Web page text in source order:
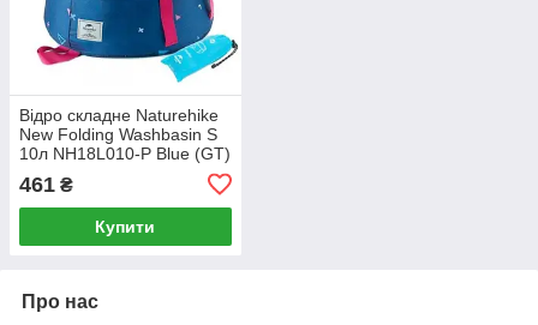
Відро складне Naturehike
New Folding Washbasin S
10л NH18L010-P Blue (GT)
461 ₴
Купити
Про нас